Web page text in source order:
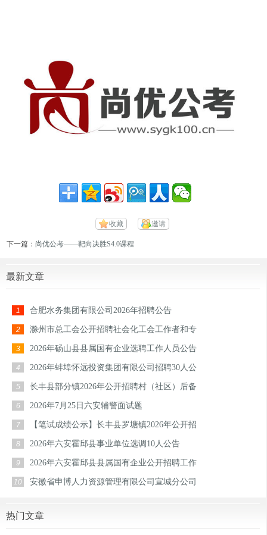
收藏 邀请
下一篇：尚优公考——靶向决胜S4.0课程
最新文章
1 合肥水务集团有限公司2026年招聘公告
2 滁州市总工会公开招聘社会化工会工作者和专
3 2026年砀山县县属国有企业选聘工作人员公告
4 2026年蚌埠怀远投资集团有限公司招聘30人公
5 长丰县部分镇2026年公开招聘村（社区）后备
6 2026年7月25日六安辅警面试题
7 【笔试成绩公示】长丰县罗塘镇2026年公开招
8 2026年六安霍邱县事业单位选调10人公告
9 2026年六安霍邱县县属国有企业公开招聘工作
10 安徽省申博人力资源管理有限公司宣城分公司
热门文章